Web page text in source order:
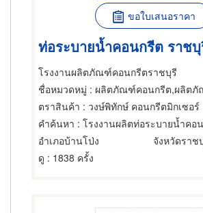
ขอใบเสนอราคา
ท่อระบายน้ำคอนกรีต ราช
โรงงานผลิตภัณฑ์คอนกรีตราชบุรี
ชื่อหมวดหมู่ : ผลิตภัณฑ์คอนกรีต,ผลิตภัณฑ์คอนกรีต,พื้นสำเร็จรูป (คอน
ตราสินค้า : วงษ์พิทักษ์ คอนกรีตมิกเซอร์
คำค้นหา : โรงงานผลิตท่อระบายน้ำคอ
อำเภอบ้านโป่ง
จังหวัดราช
ดู : 1838 ครั้ง